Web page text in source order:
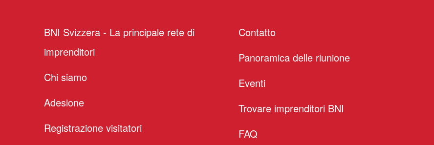
BNI Svizzera - La principale rete di
imprenditori
Chi siamo
Adesione
Registrazione visitatori
Contatto
Panoramica delle riunione
Eventi
Trovare imprenditori BNI
FAQ